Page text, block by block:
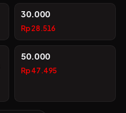
30.000
Rp 28.516
50.000
Rp 47.495